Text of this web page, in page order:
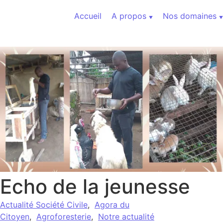
Accueil
A propos Nos domaines
Echo de la jeunesse
Actualité Société Civile, Agora du
Citoyen, Agroforesterie, Notre actualité